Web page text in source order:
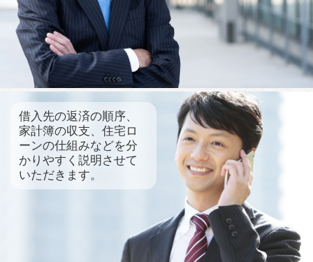
借入先の返済の順序、
家計簿の収支、住宅ロ
ーンの仕組みなどを分
かりやすく説明させて
いただきます。